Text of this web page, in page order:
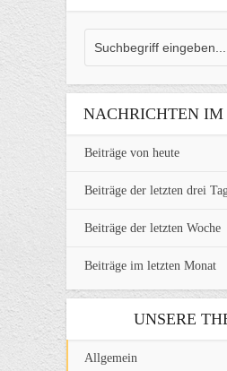
NACHRICHTEN
Beiträge von heute
Beiträge der letzten drei
Beiträge der letzten Woche
Beiträge im letzten Monat
UNSERE
Allgemein